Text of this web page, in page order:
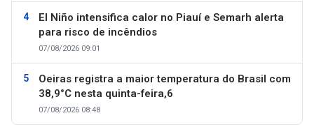
El Niño intensifica calor no Piauí e Semarh alerta
para risco de incêndios
07/08/2026 09:01
Oeiras registra a maior temperatura do Brasil com
38,9°C nesta quinta-feira,6
07/08/2026 08:48